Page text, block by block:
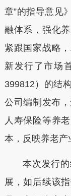
章”的指导意见
融体系，强化
紧跟国家战略
新发行了市场
399812）的结
公司编制发布
人寿保险等养
本，反映养老产
本次发行
展，如后续该